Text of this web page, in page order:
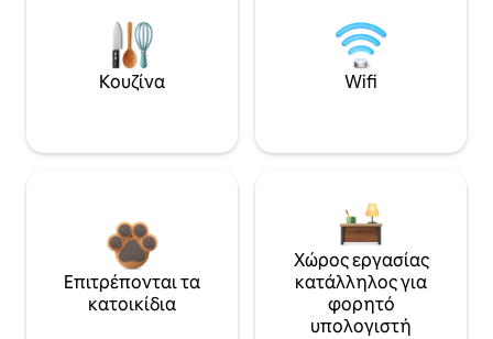
Κουζίνα Wifi
Επιτρέπονται τα
κατοικίδια
Χώρος εργασίας
κατάλληλος για
φορητό
υπολογιστή